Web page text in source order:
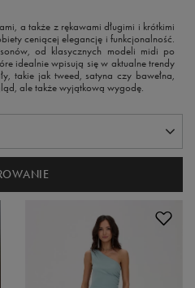
a także z rękawami długimi i krótkimi
ceniącej elegancję i funkcjonalność.
od klasycznych modeli midi po
idealnie wpisują się w aktualne trendy
takie jak tweed, satyna czy bawełna,
ale także wyjątkową wygodę.